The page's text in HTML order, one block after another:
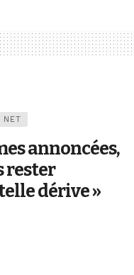
NET
annoncées,
rester
dérive »